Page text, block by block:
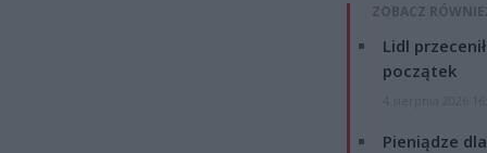
ZOBACZ
Lidl
początek
Pieniądze